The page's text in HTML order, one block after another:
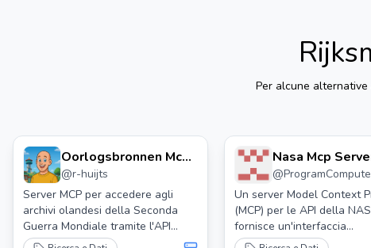
Per alcune alternative
Oorlogsbronnen Mcp
Server
@r-huijts
Server MCP per accedere agli
archivi olandesi della Seconda
Guerra Mondiale tramite l'API
Oorlogsbronnen. Fornisce accesso
Nasa Mcp
@
Un server Model Context
(MCP) per le API della
fornisce un'interfaccia
standardizzata per i modelli